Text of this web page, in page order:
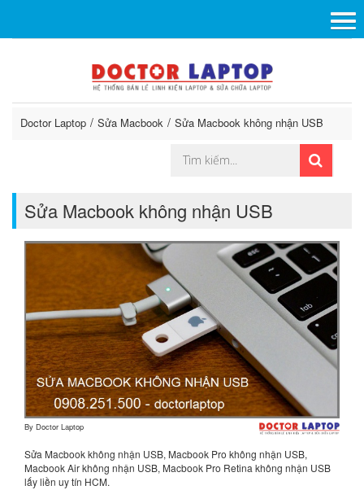
Doctor Laptop Sửa Macbook Sửa Macbook không nhận USB
Sửa Macbook không nhận USB
By Doctor Laptop
Sửa Macbook không nhận USB, Macbook Pro không nhận USB,
Macbook Air không nhận USB, Macbook Pro Retina không nhận USB
lấy liền uy tín HCM.